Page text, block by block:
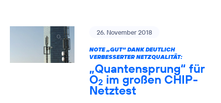
26. November 2018
NOTE „GUT“ DANK DEUTLICH
VERBESSERTER NETZQUALITÄT:
„Quantensprung“ für
O2 im großen CHIP-
Netztest